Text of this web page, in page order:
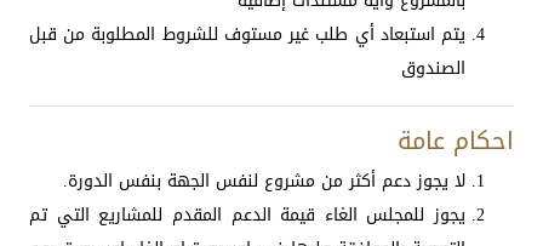
يتم استبعاد أي طلب غير مستوف للشروط المطلوبة من قبل
الصندوق
احكام عامة
لا يجوز دعم أكثر من مشروع لنفس الجهة بنفس الدورة.
يجوز للمجلس الغاء قيمة الدعم المقدم للمشاريع التي تم